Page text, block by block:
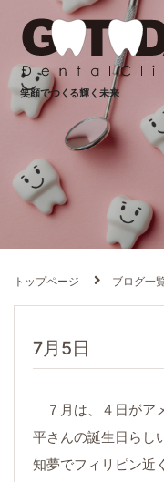
笑顔でつくる輝く未来
トップページ ブログ一
7月5日
７月は、４日がア
平さんの誕生日らし
知夢でフィリピン近